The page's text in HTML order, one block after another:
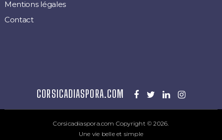
Mentions légales
Contact
CORSICADIASPORA.COM
Corsicadiaspora.com Copyright © 2026.
Une vie belle et simple